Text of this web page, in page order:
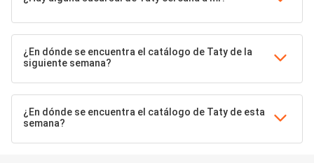
¿En dónde se encuentra el catálogo de Taty de la
siguiente semana?
¿En dónde se encuentra el catálogo de Taty de esta
semana?